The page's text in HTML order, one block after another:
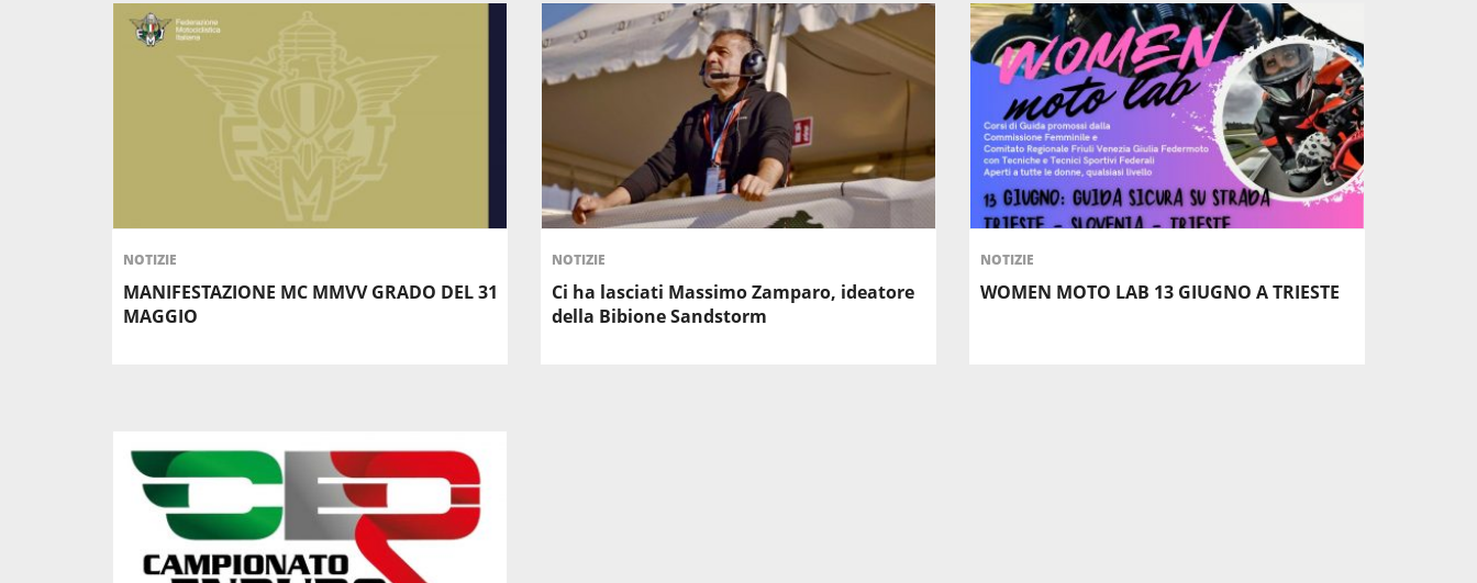
NOTIZIE
MANIFESTAZIONE MC MMVV GRADO DEL 31
MAGGIO
NOTIZIE
Ci ha lasciati Massimo Zamparo, ideatore
della Bibione Sandstorm
NOTIZIE
WOMEN MOTO LAB 13 GIUGNO A TRIESTE